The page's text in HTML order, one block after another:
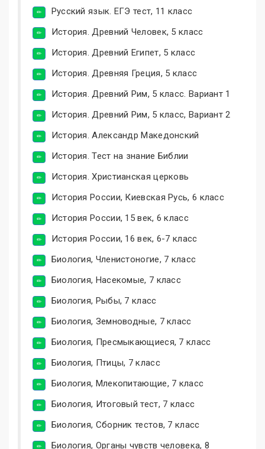
Русский язык. ЕГЭ тест, 11 класс
История. Древний Человек, 5 класс
История. Древний Египет, 5 класс
История. Древняя Греция, 5 класс
История. Древний Рим, 5 класс. Вариант 1
История. Древний Рим, 5 класс, Вариант 2
История. Александр Македонский
История. Тест на знание Библии
История. Христианская церковь
История России, Киевская Русь, 6 класс
История России, 15 век, 6 класс
История России, 16 век, 6-7 класс
Биология, Членистоногие, 7 класс
Биология, Насекомые, 7 класс
Биология, Рыбы, 7 класс
Биология, Земноводные, 7 класс
Биология, Пресмыкающиеся, 7 класс
Биология, Птицы, 7 класс
Биология, Млекопитающие, 7 класс
Биология, Итоговый тест, 7 класс
Биология, Сборник тестов, 7 класс
Биология, Органы чувств человека, 8